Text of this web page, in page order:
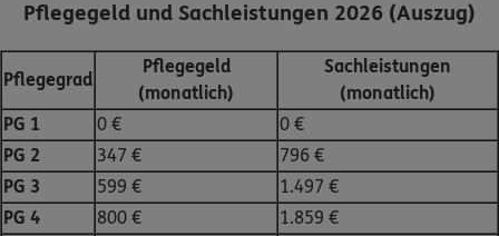
Pflegegeld und Sachleistungen 2026 (Auszug)
Pflegegrad
Pflegegeld
(monatlich)
Sachleistungen
(monatlich)
PG 1
0 €
0 €
PG 2
347 €
796 €
PG 3
599 €
1.497 €
PG 4
800 €
1.859 €